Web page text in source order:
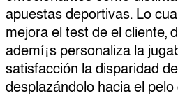
apuestas deportivas. Lo
mejora el test de el cliente,
ademí¡s personaliza la
satisfacción la disparidad
desplazándolo hacia el pelo